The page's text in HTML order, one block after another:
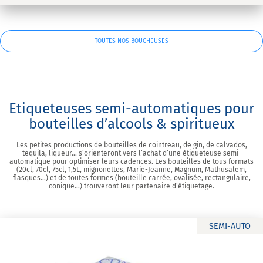
TOUTES NOS BOUCHEUSES
Etiqueteuses semi-automatiques pour
bouteilles d’alcools & spiritueux
Les petites productions de bouteilles de cointreau, de gin, de calvados,
tequila, liqueur… s’orienteront vers l’achat d’une étiqueteuse semi-
automatique pour optimiser leurs cadences. Les bouteilles de tous formats
(20cl, 70cl, 75cl, 1,5L, mignonettes, Marie-Jeanne, Magnum, Mathusalem,
flasques…) et de toutes formes (bouteille carrée, ovalisée, rectangulaire,
conique…) trouveront leur partenaire d’étiquetage.
SEMI-AUTO